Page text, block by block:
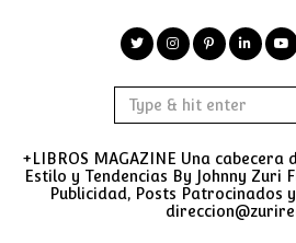
+LIBROS MAGAZINE Una cabecera
Estilo y Tendencias By Johnny Zuri
Publicidad, Posts Patrocinados